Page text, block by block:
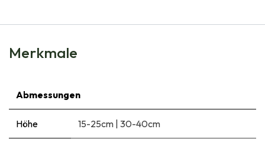
Merkmale
Abmessungen
Höhe 15-25cm | 30-40cm